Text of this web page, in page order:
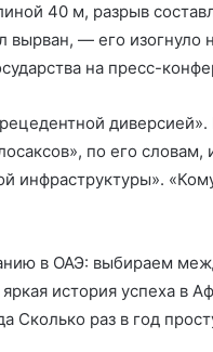
40 м, разрыв
— его изогнуло
на пресс-
по его словам,
инфраструктуры».
в ОАЭ: выбираем
история успеха в
Сколько раз в год